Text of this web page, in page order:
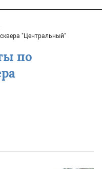
"Центральный"
по